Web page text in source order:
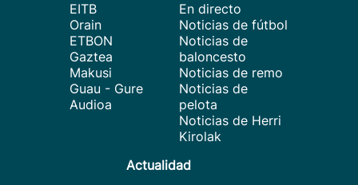
EITB
Orain
ETBON
Gaztea
Makusi
Guau - Gure
Audioa
En directo
Noticias de fútbol
Noticias de
baloncesto
Noticias de remo
Noticias de
pelota
Noticias de Herri
Kirolak
Actualidad